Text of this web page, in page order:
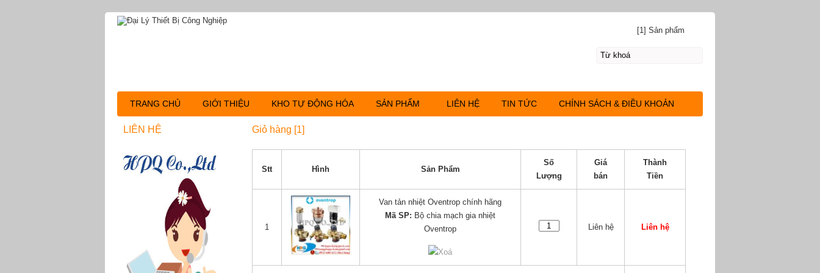
Giỏ hàng [1]
Stt Hình Sản Phẩm
Số
Lượng
Giá
bán
Thành
Tiền
1
Van tản nhiệt Oventrop chính hãng
Mã SP: Bộ chia mạch gia nhiệt
Oventrop
Xoá
Liên hệ Liên hệ
LIÊN HỆ
[1] Sản phẩm
TRANG CHỦ GIỚI THIỆU KHO TỰ ĐỘNG HÓA SẢN PHẨM LIÊN HỆ TIN TỨC CHÍNH SÁCH & ĐIỀU KHOẢN